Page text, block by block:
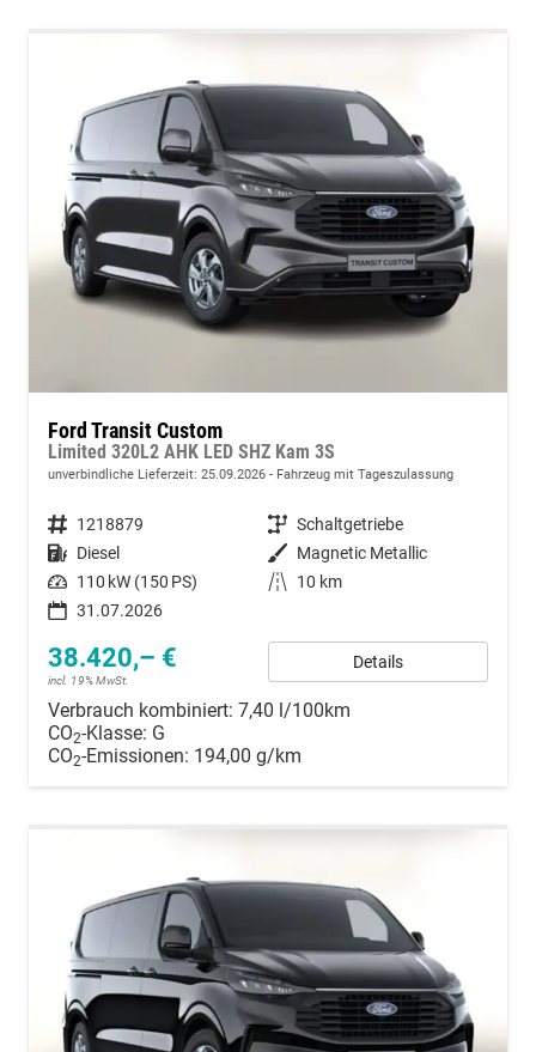
Ford Transit Custom
Limited 320L2 AHK LED SHZ Kam 3S
unverbindliche Lieferzeit: 25.09.2026 Fahrzeug mit Tageszulassung
Fahrzeugnummer 1218879 Getriebe Schaltgetriebe
Kraftstoff Diesel Außenfarbe Magnetic Metallic
Leistung 110 kW (150 PS) Kilometerstand
10 km
31.07.2026
38.420,– €
incl. 19% MwSt.
Details
Verbrauch kombiniert: 7,40 l/100km
CO2-Klasse: G
CO2-Emissionen: 194,00 g/km